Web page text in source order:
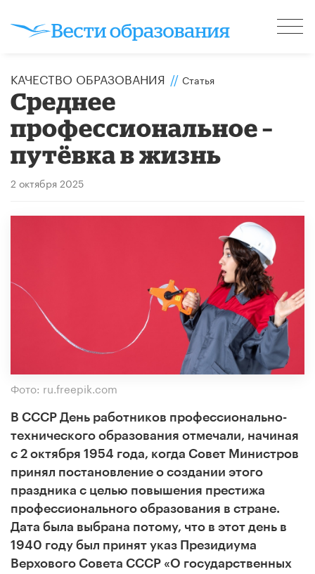
КАЧЕСТВО ОБРАЗОВАНИЯ // Статья
Среднее
профессиональное –
путёвка в жизнь
2 октября 2025
Фото: ru.freepik.com
В СССР День работников профессионально-
технического образования отмечали, начиная
с 2 октября 1954 года, когда Совет Министров
принял постановление о создании этого
праздника с целью повышения престижа
профессионального образования в стране.
Дата была выбрана потому, что в этот день в
1940 году был принят указ Президиума
Верхового Совета СССР «О государственных